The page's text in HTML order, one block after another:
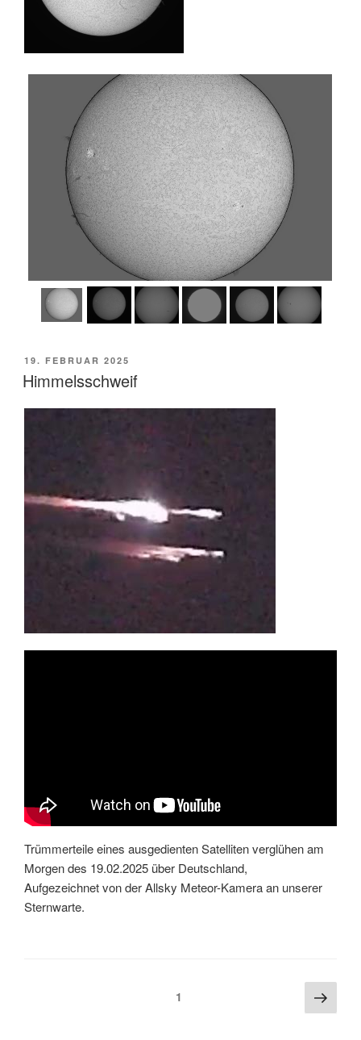
VERÖFFENTLICHT
AM
19. FEBRUAR 2025
Himmelsschweif
Trümmerteile eines ausgedienten Satelliten verglühen am
Morgen des 19.02.2025 über Deutschland,
Aufgezeichnet von der Allsky Meteor-Kamera an unserer
Sternwarte.
1
Seite